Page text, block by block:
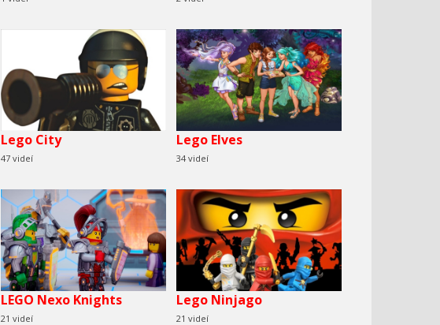
Lego City
47 videí
Lego Elves
34 videí
LEGO Nexo Knights
21 videí
Lego Ninjago
21 videí